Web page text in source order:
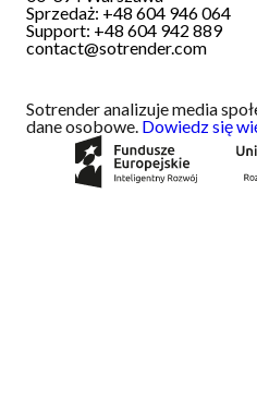
Sprzedaż: +48 604 946 064
Support: +48 604 942 889
contact@sotrender.com
Sotrender analizuje media
dane osobowe. Dowiedz się